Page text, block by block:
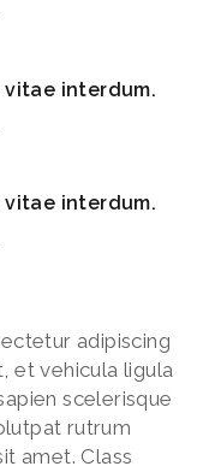
interdum.
interdum.
adipiscing
et vehicula ligula
scelerisque
rutrum
amet. Class